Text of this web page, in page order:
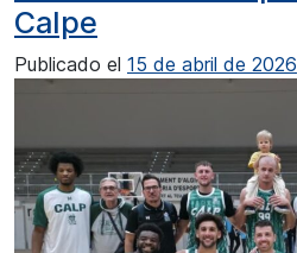
Calpe
Publicado el 15 de abril de 2026